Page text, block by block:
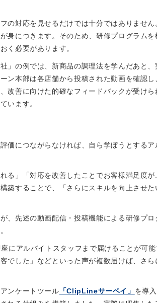
の対応を見せるだけでは十分ではありません
身につきます。そのため、研修プログラムを
く必要があります。
」の例では、新商品の調理法を学んだあと、
ン本部は各店舗から投稿された動画を確認し
改善に向けた的確なフィードバックが受けら
います。
価につながらなければ、自ら学ぼうとするア
る」「対応を改善したことでお客様満足度が
築することで、「さらにスキルを向上させた
、先述の動画配信・投稿機能による研修プロ
にアルバイトスタッフまで届けることが可能
でした」などといった声が複数届けば、さら
ンケートツール 「ClipLineサーベイ」 を導入